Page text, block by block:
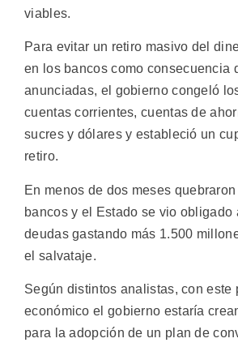
viables.
Para evitar un retiro masivo del
en los bancos como consecuencia
anunciadas, el gobierno congeló
cuentas corrientes, cuentas de
sucres y dólares y estableció un
retiro.
En menos de dos meses
bancos y el Estado se vio obligado
deudas gastando más 1.500
el salvataje.
Según distintos analistas, con este
económico el gobierno estaría
para la adopción de un plan de